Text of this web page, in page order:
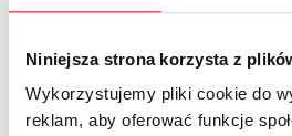
Niniejsza strona korzysta z
Wykorzystujemy pliki cookie do
reklam, aby oferować funkcje
Zapytaj o
Imię i nazwisko: *